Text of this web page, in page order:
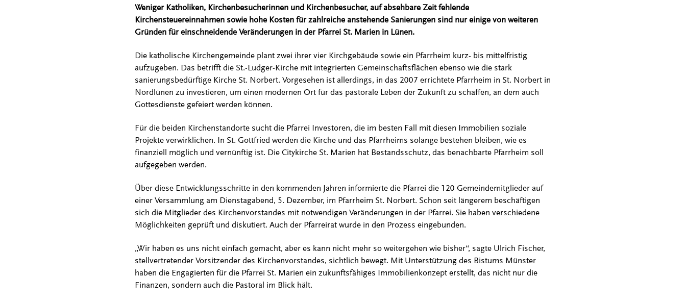
Weniger Katholiken, Kirchenbesucherinnen und Kirchenbesucher, auf absehbare Zeit fehlende
Kirchensteuereinnahmen sowie hohe Kosten für zahlreiche anstehende Sanierungen sind nur einige von weiteren
Gründen für einschneidende Veränderungen in der Pfarrei St. Marien in Lünen.
Die katholische Kirchengemeinde plant zwei ihrer vier Kirchgebäude sowie ein Pfarrheim kurz- bis mittelfristig
aufzugeben. Das betrifft die St.-Ludger-Kirche mit integrierten Gemeinschaftsflächen ebenso wie die stark
sanierungsbedürftige Kirche St. Norbert. Vorgesehen ist allerdings, in das 2007 errichtete Pfarrheim in St. Norbert in
Nordlünen zu investieren, um einen modernen Ort für das pastorale Leben der Zukunft zu schaffen, an dem auch
Gottesdienste gefeiert werden können.
Für die beiden Kirchenstandorte sucht die Pfarrei Investoren, die im besten Fall mit diesen Immobilien soziale
Projekte verwirklichen. In St. Gottfried werden die Kirche und das Pfarrheims solange bestehen bleiben, wie es
finanziell möglich und vernünftig ist. Die Citykirche St. Marien hat Bestandsschutz, das benachbarte Pfarrheim soll
aufgegeben werden.
Über diese Entwicklungsschritte in den kommenden Jahren informierte die Pfarrei die 120 Gemeindemitglieder auf
einer Versammlung am Dienstagabend, 5. Dezember, im Pfarrheim St. Norbert. Schon seit längerem beschäftigen
sich die Mitglieder des Kirchenvorstandes mit notwendigen Veränderungen in der Pfarrei. Sie haben verschiedene
Möglichkeiten geprüft und diskutiert. Auch der Pfarreirat wurde in den Prozess eingebunden.
„Wir haben es uns nicht einfach gemacht, aber es kann nicht mehr so weitergehen wie bisher“, sagte Ulrich Fischer,
stellvertretender Vorsitzender des Kirchenvorstandes, sichtlich bewegt. Mit Unterstützung des Bistums Münster
haben die Engagierten für die Pfarrei St. Marien ein zukunftsfähiges Immobilienkonzept erstellt, das nicht nur die
Finanzen, sondern auch die Pastoral im Blick hält.